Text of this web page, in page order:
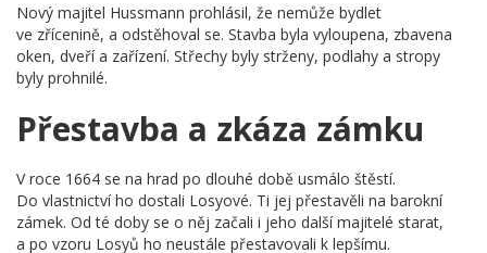
Nový majitel Hussmann prohlásil, že nemůže bydlet
ve zřícenině, a odstěhoval se. Stavba byla vyloupena, zbavena
oken, dveří a zařízení. Střechy byly strženy, podlahy a stropy
byly prohnilé.
Přestavba a zkáza zámku
V roce 1664 se na hrad po dlouhé době usmálo štěstí.
Do vlastnictví ho dostali Losyové. Ti jej přestavěli na barokní
zámek. Od té doby se o něj začali i jeho další majitelé starat,
a po vzoru Losyů ho neustále přestavovali k lepšímu.